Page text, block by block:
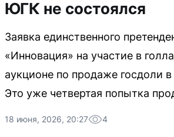
ЮГК не состоялся
Заявка единственного
«Инновация» на участие в
аукционе по продаже госдоли
Это уже четвертая попытка
18 июня, 2026, 20:27 4